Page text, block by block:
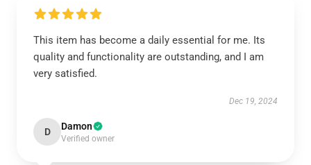
This item has become a daily essential for me. Its
quality and functionality are outstanding, and I am
very satisfied.
Dec 19, 2024
D Damon
Verified owner